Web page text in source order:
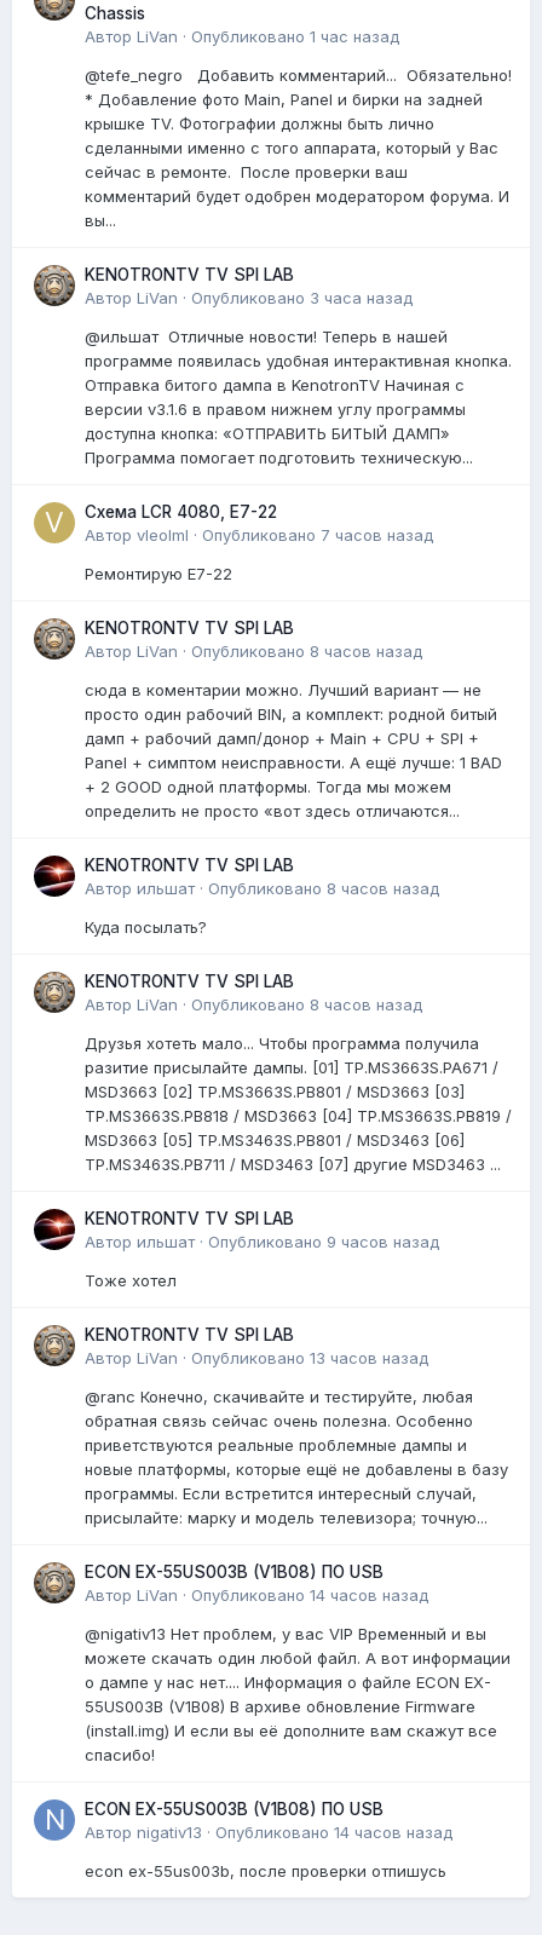
Chassis
Автор LiVan · Опубликовано 1 час назад
@tefe_negro Добавить комментарий... Обязательно!
* Добавление фото Main, Panel и бирки на задней
крышке TV. Фотографии должны быть лично
сделанными именно с того аппарата, который у Вас
сейчас в ремонте. После проверки ваш
комментарий будет одобрен модератором форума. И
вы...
KENOTRONTV TV SPI LAB
Автор LiVan · Опубликовано 3 часа назад
@ильшат Отличные новости! Теперь в нашей
программе появилась удобная интерактивная кнопка.
Отправка битого дампа в KenotronTV Начиная с
версии v3.1.6 в правом нижнем углу программы
доступна кнопка: «ОТПРАВИТЬ БИТЫЙ ДАМП»
Программа помогает подготовить техническую...
Схема LCR 4080, E7-22
Автор vleolml · Опубликовано 7 часов назад
Ремонтирую E7-22
KENOTRONTV TV SPI LAB
Автор LiVan · Опубликовано 8 часов назад
сюда в коментарии можно. Лучший вариант — не
просто один рабочий BIN, а комплект: родной битый
дамп + рабочий дамп/донор + Main + CPU + SPI +
Panel + симптом неисправности. А ещё лучше: 1 BAD
+ 2 GOOD одной платформы. Тогда мы можем
определить не просто «вот здесь отличаются...
KENOTRONTV TV SPI LAB
Автор ильшат· Опубликовано 8 часов назад
Куда посылать?
KENOTRONTV TV SPI LAB
Автор LiVan · Опубликовано 8 часов назад
Друзья хотеть мало... Чтобы программа получила
разитие присылайте дампы. [01] TP.MS3663S.PA671 /
MSD3663 [02] TP.MS3663S.PB801 / MSD3663 [03]
TP.MS3663S.PB818 / MSD3663 [04] TP.MS3663S.PB819 /
MSD3663 [05] TP.MS3463S.PB801 / MSD3463 [06]
TP.MS3463S.PB711 / MSD3463 [07] другие MSD3463 ...
KENOTRONTV TV SPI LAB
Автор ильшат· Опубликовано 9 часов назад
Тоже хотел
KENOTRONTV TV SPI LAB
Автор LiVan · Опубликовано 13 часов назад
@ranc Конечно, скачивайте и тестируйте, любая
обратная связь сейчас очень полезна. Особенно
приветствуются реальные проблемные дампы и
новые платформы, которые ещё не добавлены в базу
программы. Если встретится интересный случай,
присылайте: марку и модель телевизора; точную...
ECON EX-55US003B (V1B08) ПО USB
Автор LiVan · Опубликовано 14 часов назад
@nigativ13 Нет проблем, у вас VIP Временный и вы
можете скачать один любой файл. А вот информации
о дампе у нас нет.... Информация о файле ECON EX-
55US003B (V1B08) В архиве обновление Firmware
(install.img) И если вы её дополните вам скажут все
спасибо!
ECON EX-55US003B (V1B08) ПО USB
Автор nigativ13 · Опубликовано 14 часов назад
econ ex-55us003b, после проверки отпишусь